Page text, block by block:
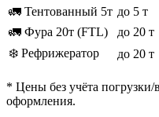
🚛 Тентованный 5т до 5 т
🚛 Фура 20т (FTL)
до 20 т
❄️ Рефрижератор
до 20 т
* Цены без учёта
оформления.